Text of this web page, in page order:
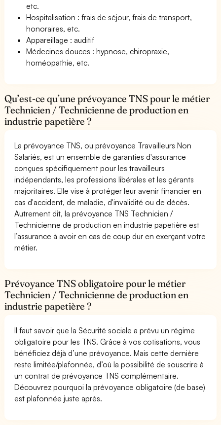
etc.
Hospitalisation : frais de séjour, frais de transport,
honoraires, etc.
Appareillage : auditif
Médecines douces : hypnose, chiropraxie,
homéopathie, etc.
Qu’est-ce qu’une prévoyance TNS pour le métier
Technicien / Technicienne de production en
industrie papetière ?
La prévoyance TNS, ou prévoyance Travailleurs Non
Salariés, est un ensemble de garanties d'assurance
conçues spécifiquement pour les travailleurs
indépendants, les professions libérales et les gérants
majoritaires. Elle vise à protéger leur avenir financier en
cas d'accident, de maladie, d'invalidité ou de décès.
Autrement dit, la prévoyance TNS Technicien /
Technicienne de production en industrie papetière est
l’assurance à avoir en cas de coup dur en exerçant votre
métier.
Prévoyance TNS obligatoire pour le métier
Technicien / Technicienne de production en
industrie papetière ?
Il faut savoir que la Sécurité sociale a prévu un régime
obligatoire pour les TNS. Grâce à vos cotisations, vous
bénéficiez déjà d’une prévoyance. Mais cette dernière
reste limitée/plafonnée, d’où la possibilité de souscrire à
un contrat de prévoyance TNS complémentaire.
Découvrez pourquoi la prévoyance obligatoire (de base)
est plafonnée juste après.